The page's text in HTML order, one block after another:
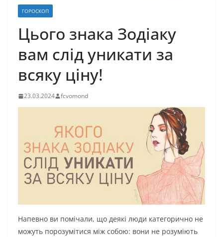
ГОРОСКОП
Цього знака Зодіаку
вам слід уникати за
всяку ціну!
23.03.2024 fcvomond
Напевно ви помічали, що деякі люди категорично не
можуть порозумітися між собою: вони не розуміють